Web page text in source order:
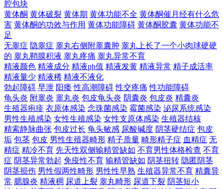
腔包块
黄体酮 黄体破裂 黄体期 黄体功能不全 黄体酮催月经有什么危
害 黄体酮的功效与作用 黄体功能障碍 黄体酮胶囊 黄体功能不
足
无睾症 隐睾症 睾丸右侧附睾囊肿 睾丸上长了一个小肉球硬硬
的 睾丸鞘膜积液 睾丸疼痛 睾丸异常不育
精液颜色 精液成分 精液ph值 精液发黄 精液异常 精子成活率
精液量少 精液稀 精液不液化
勃起障碍 早泄 阳痿 性高潮障碍 性交疼痛 性功能障碍
龟头炎 附睾炎 睾丸炎 包皮龟头炎 阴囊炎 包皮炎 精囊炎
生殖器疱疹 衣原体感染 念珠菌感染 霉菌感染 泌尿系统感染
男性生殖感染 女性生殖感染 女性支原体感染 生殖器结核
精索静脉曲张 包皮过长 龟头敏感 尿酸碱度 阴茎硬结症 包皮
垢 包茎 包皮 男性生殖器畸形 精子质量 畸形精子症 血精症 无
精症 精冷不育 先天性双侧输精管缺如 不育男性体格检查 不育
症 阴茎异常勃起 免疫性不育 输精管缺如 阴茎扭转 隐匿阴茎
阴茎损伤 男性假两性畸形 男性性早熟 生殖器异常不育 精囊异
常 腮腺炎 精液稠 尿道上裂 睾丸畸形 尿道下裂 阴茎短小